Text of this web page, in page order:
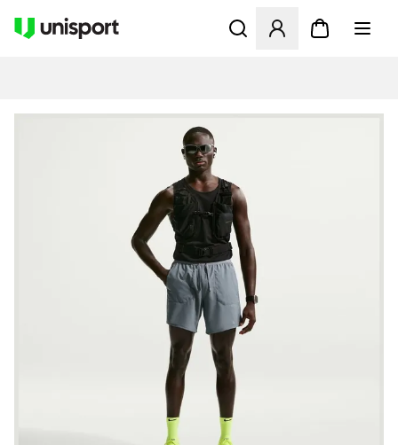
Åbner en Modal til at